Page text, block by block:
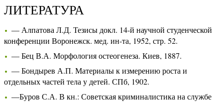
ЛИТЕРАТУРА
— Алпатова Л.Д. Тезисы докл. 14-й научной студенческой
конференции Воронежск. мед. ин-та, 1952, стр. 52.
— Бец В.А. Морфология остеогенеза. Киев, 1887.
— Бондырев А.П. Материалы к измерению роста и
отдельных частей тела у детей. СПб, 1902.
—Буров С.А. В кн.: Советская криминалистика на службе